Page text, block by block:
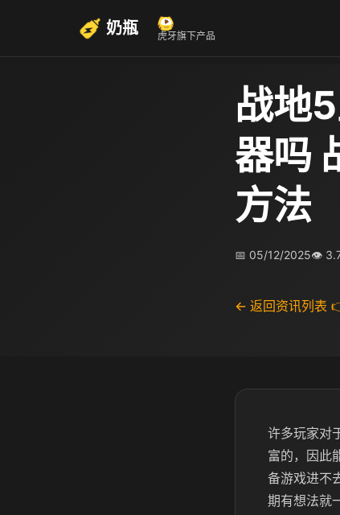
奶瓶 虎牙旗下产品
战地
器吗
方法
📅 05/12/2025👁
← 返回资讯列表
许多玩家对
富的，因此
备游戏进不
期有想法就